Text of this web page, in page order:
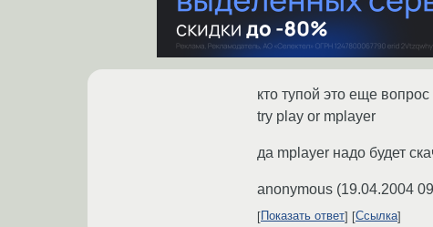
кто тупой это еще
try play or mplayer
да mplayer надо будет
anonymous (19.04.2004
Показать ответ Ссылка